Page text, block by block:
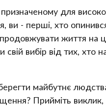
для
ви - перші, хто
життя на
вибір від тих, хто
майбутнє
Прийміть виклик,